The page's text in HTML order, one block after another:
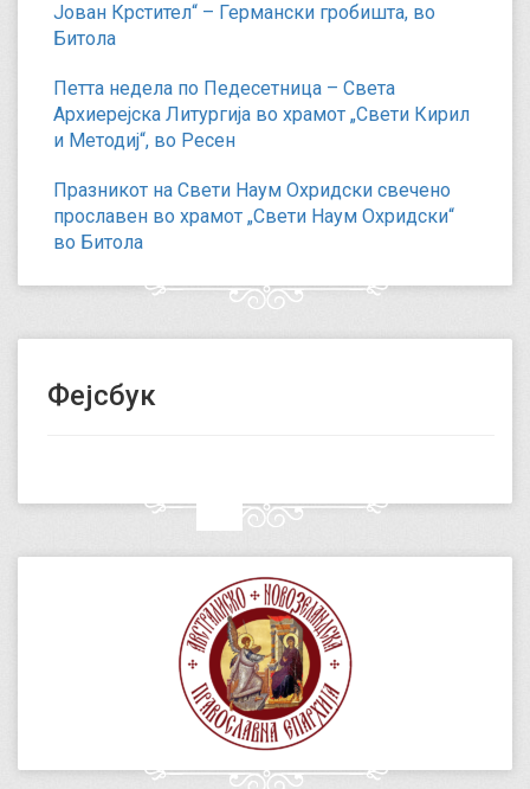
Јован Крстител“ – Германски гробишта, во
Битола
Петта недела по Педесетница – Света
Архиерејска Литургија во храмот „Свети Кирил
и Методиј“, во Ресен
Празникот на Свети Наум Охридски свечено
прославен во храмот „Свети Наум Охридски“
во Битола
Фејсбук